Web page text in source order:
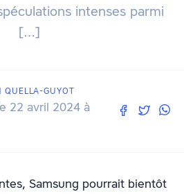
intenses parmi
[…]
QUELLA-GUYOT
22 avril 2024 à
Samsung pourrait bientôt